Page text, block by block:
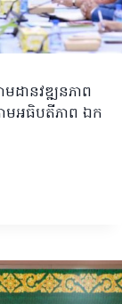
មដានវឌ្ឍនភាព
ោមអធិបតីភាព ឯក